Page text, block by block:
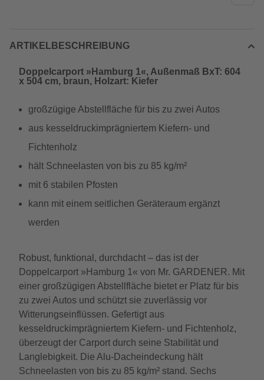
ARTIKELBESCHREIBUNG
Doppelcarport »Hamburg 1«, Außenmaß BxT: 604
x 504 cm, braun, Holzart: Kiefer
großzügige Abstellfläche für bis zu zwei Autos
aus kesseldruckimprägniertem Kiefern- und
Fichtenholz
hält Schneelasten von bis zu 85 kg/m²
mit 6 stabilen Pfosten
kann mit einem seitlichen Geräteraum ergänzt
werden
Robust, funktional, durchdacht – das ist der
Doppelcarport »Hamburg 1« von Mr. GARDENER. Mit
einer großzügigen Abstellfläche bietet er Platz für bis
zu zwei Autos und schützt sie zuverlässig vor
Witterungseinflüssen. Gefertigt aus
kesseldruckimprägniertem Kiefern- und Fichtenholz,
überzeugt der Carport durch seine Stabilität und
Langlebigkeit. Die Alu-Dacheindeckung hält
Schneelasten von bis zu 85 kg/m² stand. Sechs